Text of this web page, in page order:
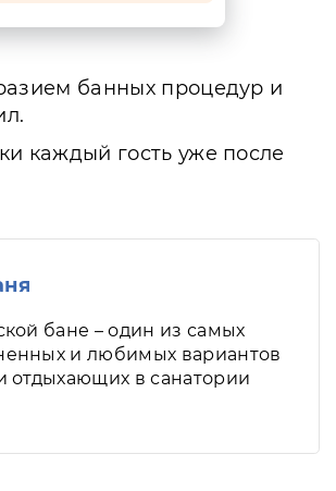
банных процедур и
каждый гость уже после
бане – один из самых
и любимых вариантов
отдыхающих в санатории